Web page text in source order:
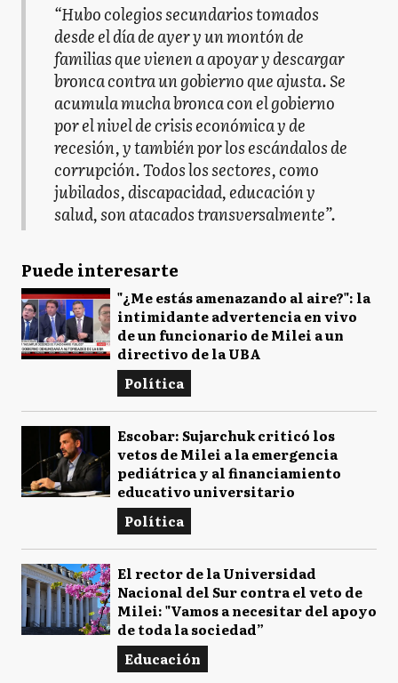
“Hubo colegios secundarios tomados
desde el día de ayer y un montón de
familias que vienen a apoyar y descargar
bronca contra un gobierno que ajusta. Se
acumula mucha bronca con el gobierno
por el nivel de crisis económica y de
recesión, y también por los escándalos de
corrupción. Todos los sectores, como
jubilados, discapacidad, educación y
salud, son atacados transversalmente”.
Puede interesarte
"¿Me estás amenazando al aire?": la
intimidante advertencia en vivo
de un funcionario de Milei a un
directivo de la UBA
Política
Escobar: Sujarchuk criticó los
vetos de Milei a la emergencia
pediátrica y al financiamiento
educativo universitario
Política
El rector de la Universidad
Nacional del Sur contra el veto de
Milei: "Vamos a necesitar del apoyo
de toda la sociedad”
Educación